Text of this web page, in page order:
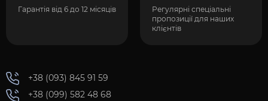
Гарантія від 6 до 12 місяців
Регулярні спеціальні
пропозиції для наших
клієнтів
+38 (093) 845 91 59
+38 (099) 582 48 68